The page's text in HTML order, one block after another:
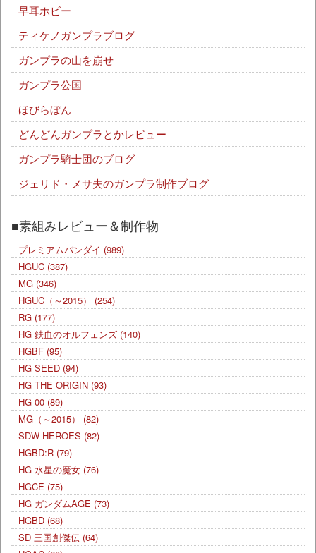
早耳ホビー
ティケノガンプラブログ
ガンプラの山を崩せ
ガンプラ公国
ほびらぼん
どんどんガンプラとかレビュー
ガンプラ騎士団のブログ
ジェリド・メサ夫のガンプラ制作ブログ
■素組みレビュー＆制作物
プレミアムバンダイ (989)
HGUC (387)
MG (346)
HGUC（～2015）
(254)
RG (177)
HG 鉄血のオルフェンズ (140)
HGBF (95)
HG SEED (94)
HG THE ORIGIN (93)
HG 00 (89)
MG（～2015）
(82)
SDW HEROES (82)
HGBD:R (79)
HG 水星の魔女 (76)
HGCE (75)
HG ガンダムAGE (73)
HGBD (68)
SD 三国創傑伝 (64)